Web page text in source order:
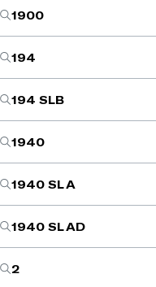
1900
194
194 SLB
1940
1940 SL A
1940 SL AD
2